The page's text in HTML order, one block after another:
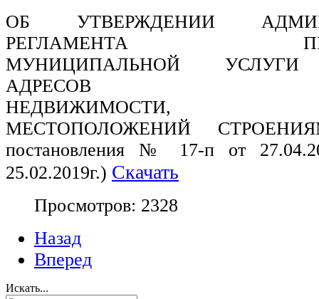
ОБ УТВЕРЖДЕНИИ
РЕГЛАМЕНТА
МУНИЦИПАЛЬНОЙ
АДРЕСОВ
МЕСТОПОЛОЖЕНИЙ
постановления № 17-п от
25.02.2019г.) Скачать
Просмотров: 2328
Назад
Вперед
Искать...